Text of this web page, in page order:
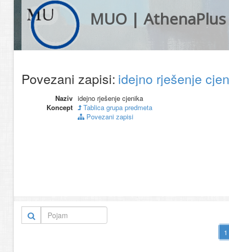
MUO | AthenaPlus
Povezani zapisi: idejno rješenje
Naziv idejno rješenje cjenika
Koncept
Tablica grupa predmeta
Povezani zapisi